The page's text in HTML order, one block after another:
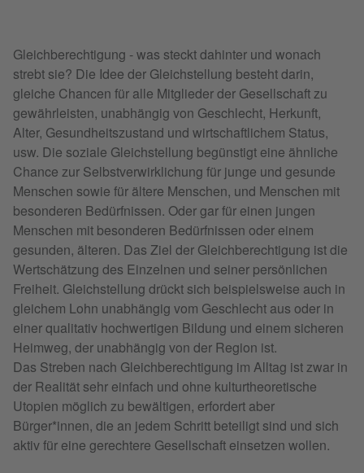
Gleichberechtigung - was steckt dahinter und wonach
strebt sie? Die Idee der Gleichstellung besteht darin,
gleiche Chancen für alle Mitglieder der Gesellschaft zu
gewährleisten, unabhängig von Geschlecht, Herkunft,
Alter, Gesundheitszustand und wirtschaftlichem Status,
usw. Die soziale Gleichstellung begünstigt eine ähnliche
Chance zur Selbstverwirklichung für junge und gesunde
Menschen sowie für ältere Menschen, und Menschen mit
besonderen Bedürfnissen. Oder gar für einen jungen
Menschen mit besonderen Bedürfnissen oder einem
gesunden, älteren. Das Ziel der Gleichberechtigung ist die
Wertschätzung des Einzelnen und seiner persönlichen
Freiheit. Gleichstellung drückt sich beispielsweise auch in
gleichem Lohn unabhängig vom Geschlecht aus oder in
einer qualitativ hochwertigen Bildung und einem sicheren
Heimweg, der unabhängig von der Region ist.
Das Streben nach Gleichberechtigung im Alltag ist zwar in
der Realität sehr einfach und ohne kulturtheoretische
Utopien möglich zu bewältigen, erfordert aber
Bürger*innen, die an jedem Schritt beteiligt sind und sich
aktiv für eine gerechtere Gesellschaft einsetzen wollen.